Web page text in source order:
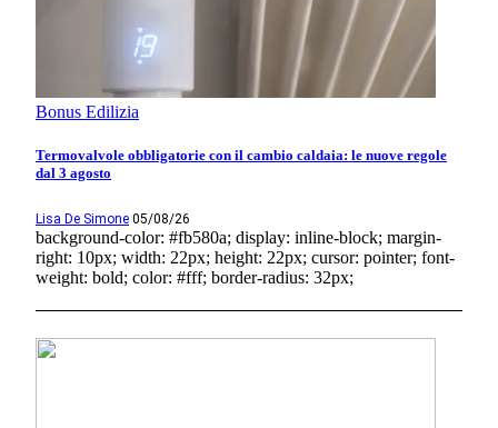
Bonus Edilizia
Termovalvole obbligatorie con il cambio caldaia: le nuove regole
dal 3 agosto
Lisa De Simone 05/08/26
background-color: #fb580a; display: inline-block; margin-
right: 10px; width: 22px; height: 22px; cursor: pointer; font-
weight: bold; color: #fff; border-radius: 32px;